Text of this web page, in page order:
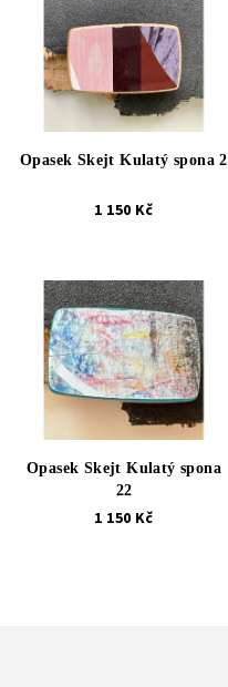
Opasek Skejt Kulatý spona 2
1 150 Kč
Opasek Skejt Kulatý spona
22
1 150 Kč